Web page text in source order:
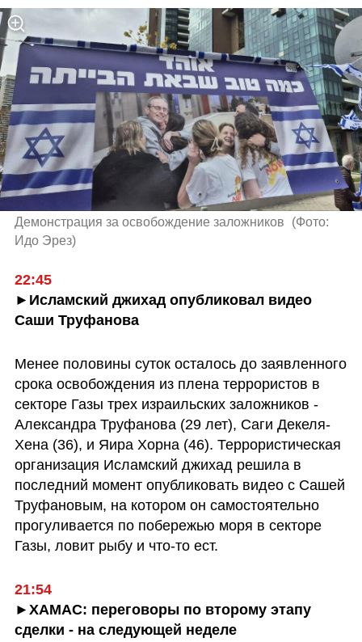
Демонстрация за освобождение заложников (Фото:
Идо Эрез)
22:45
►Исламский джихад опубликовал видео
Саши Труфанова
Менее половины суток осталось до заявленного
срока освобождения из плена террористов в
секторе Газы трех израильских заложников -
Александра Труфанова (29 лет), Саги Декеля-
Хена (36), и Яира Хорна (46). Террористическая
организация Исламский джихад решила в
последний момент опубликовать видео с Сашей
Труфановым, на котором он самостоятельно
прогуливается по побережью моря в секторе
Газы, ловит рыбу и что-то ест.
21:54
►ХАМАС: переговоры по второму этапу
сделки - на следующей неделе